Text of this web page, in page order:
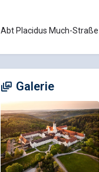
Abt Placidus Much-
Galerie